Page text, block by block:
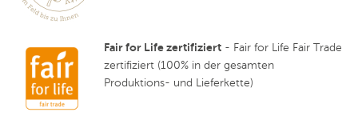
Fair for Life zertifiziert - Fair for Life Fair Trade
zertifiziert (100% in der gesamten
Produktions- und Lieferkette)